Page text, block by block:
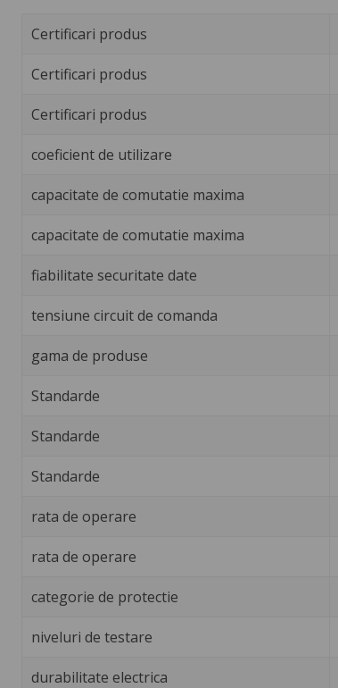
Certificari produs
Certificari produs
Certificari produs
coeficient de utilizare
capacitate de comutatie maxima
capacitate de comutatie maxima
fiabilitate securitate date
tensiune circuit de comanda
gama de produse
Standarde
Standarde
Standarde
rata de operare
rata de operare
categorie de protectie
niveluri de testare
durabilitate electrica